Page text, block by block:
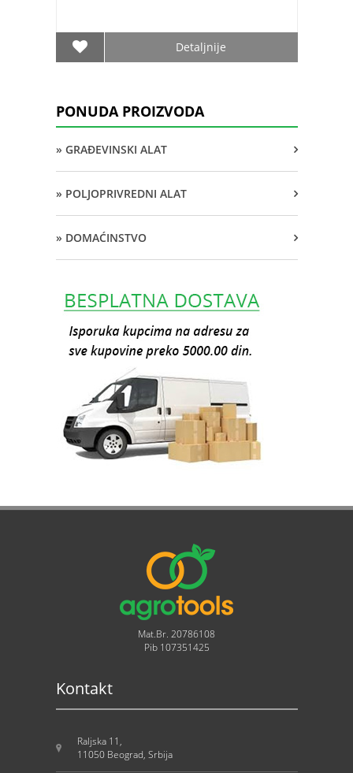
Detaljnije
PONUDA PROIZVODA
» GRAĐEVINSKI ALAT
» POLJOPRIVREDNI ALAT
» DOMAĆINSTVO
Mat.Br. 20786108
Pib 107351425
Kontakt
Raljska 11,
11050 Beograd, Srbija